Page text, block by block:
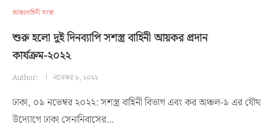
আন্তঃবাহিনী সংস্থা
শুরু হলো দুই দিনব্যাপি সশস্ত্র বাহিনী আয়কর প্রদান
কার্যক্রম-২০২২
Author: নভেম্বর ৮, ২০২২
ঢাকা, ০৯ নভেম্বর ২০২২: সশস্ত্র বাহিনী বিভাগ এবং কর অঞ্চল-৯ এর যৌথ
উদ্যোগে ঢাকা সেনানিবাসের…